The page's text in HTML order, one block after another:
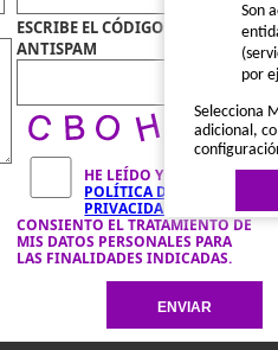
ESCRIBE EL CÓDIGO
ANTISPAM
HE LEÍDO Y ACEPTO LA
POLÍTICA DE
PRIVACIDAD
CONSIENTO EL TRATAMIENTO DE
MIS DATOS PERSONALES PARA
LAS FINALIDADES INDICADAS.
Son
por
Selecciona
adicional,